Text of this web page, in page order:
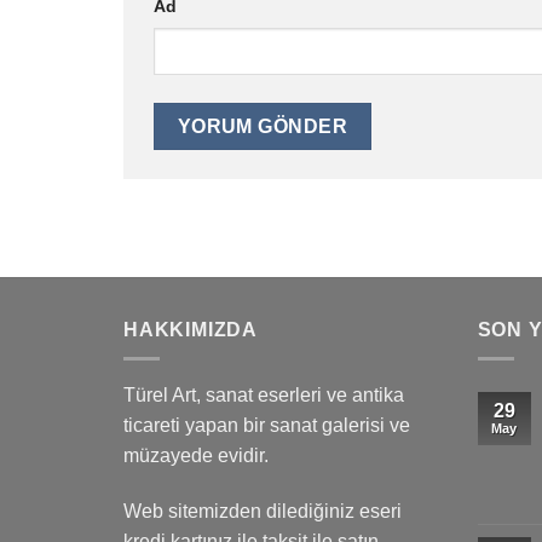
Ad
HAKKIMIZDA
Türel Art, sanat eserleri ve antika
ticareti yapan bir sanat galerisi ve
müzayede evidir.
Web sitemizden dilediğiniz eseri
SON
29
May